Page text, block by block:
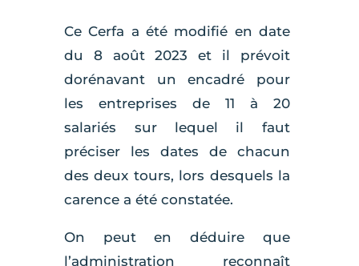
Ce Cerfa a été modifié en date
du 8 août 2023 et il prévoit
dorénavant un encadré pour
les entreprises de 11 à 20
salariés sur lequel il faut
préciser les dates de chacun
des deux tours, lors desquels la
carence a été constatée.
On peut en déduire que
l’administration reconnaît